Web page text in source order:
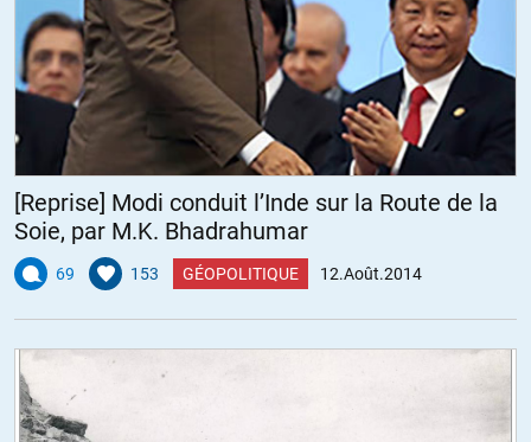
[Reprise] Modi conduit l’Inde sur la Route de la
Soie, par M.K. Bhadrahumar
69 153 GÉOPOLITIQUE 12.Août.2014